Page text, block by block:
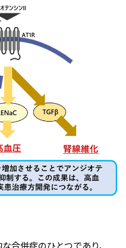
合併症のひとつであり、